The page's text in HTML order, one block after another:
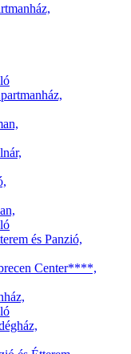
és Panzió,
Center****,